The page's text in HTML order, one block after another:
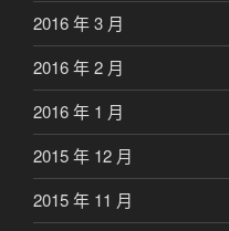
2016 年 3 月
2016 年 2 月
2016 年 1 月
2015 年 12 月
2015 年 11 月